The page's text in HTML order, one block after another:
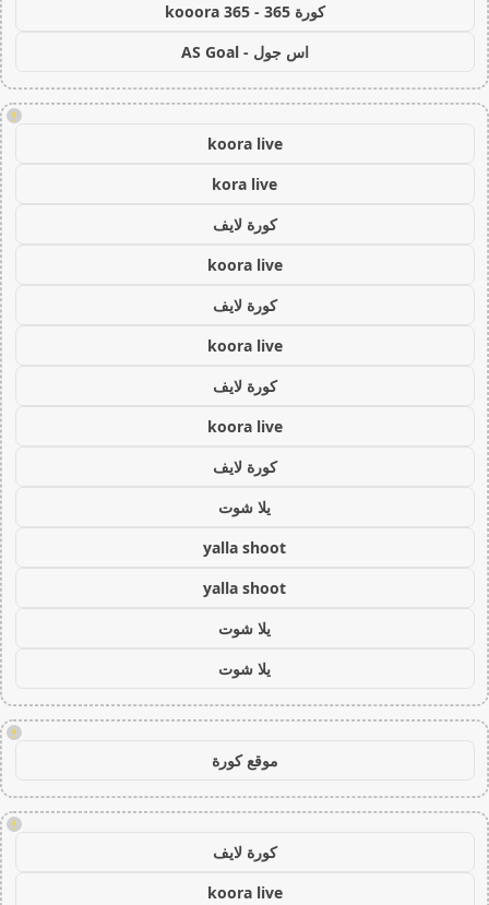
كورة 365 - kooora 365
اس جول - AS Goal
!
koora live
kora live
كورة لايف
koora live
كورة لايف
koora live
كورة لايف
koora live
كورة لايف
يلا شوت
yalla shoot
yalla shoot
يلا شوت
يلا شوت
!
موقع كورة
!
كورة لايف
koora live